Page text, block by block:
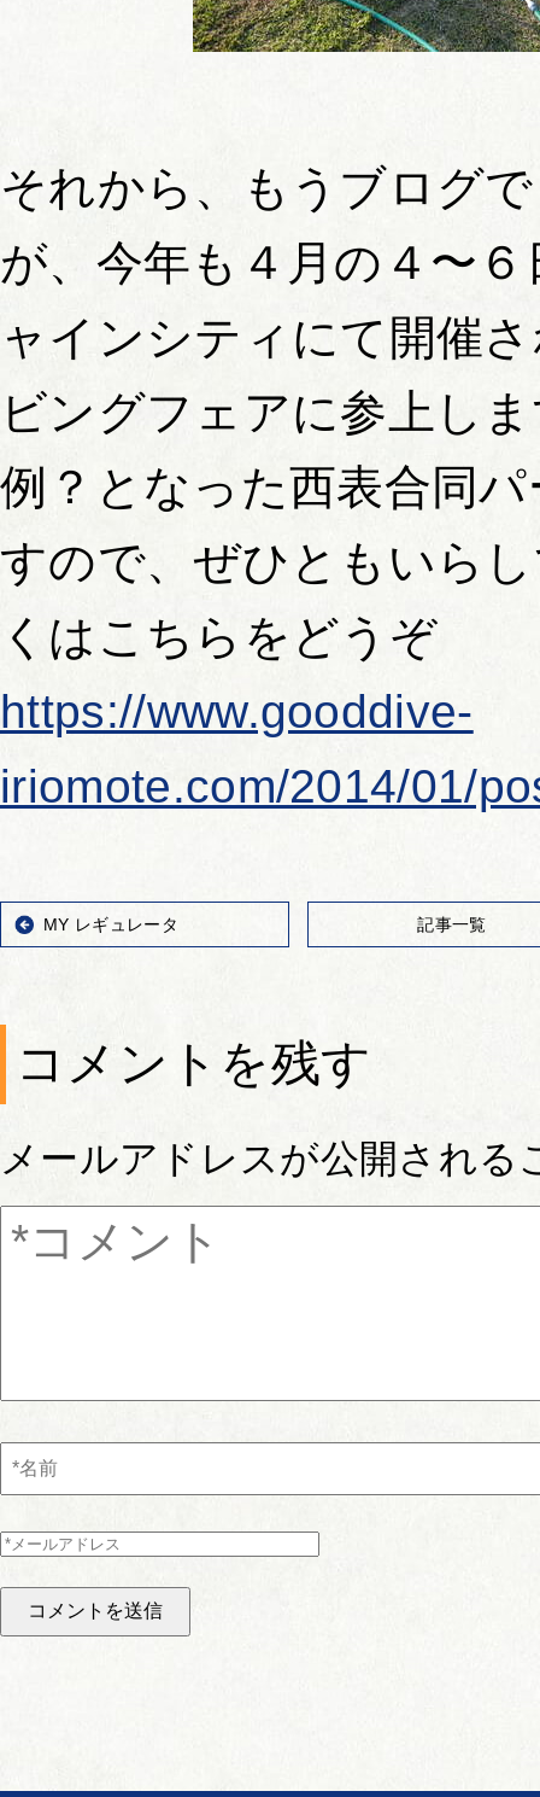
それから、もうブログ
が、今年も４月の４〜
ャインシティにて開催
ビングフェアに参上し
例？となった西表合同
すので、ぜひともいら
くはこちらをどうぞ
https://www.gooddive-
iriomote.com/2014/01/
MY レギュレータ 記事一覧
コメントを残す
メールアドレスが公開される